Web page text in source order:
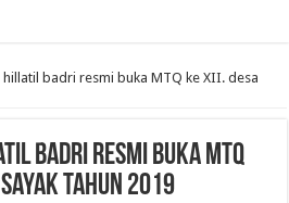
badri resmi buka MTQ ke XII. desa
badri resmi buka MTQ
tahun 2019